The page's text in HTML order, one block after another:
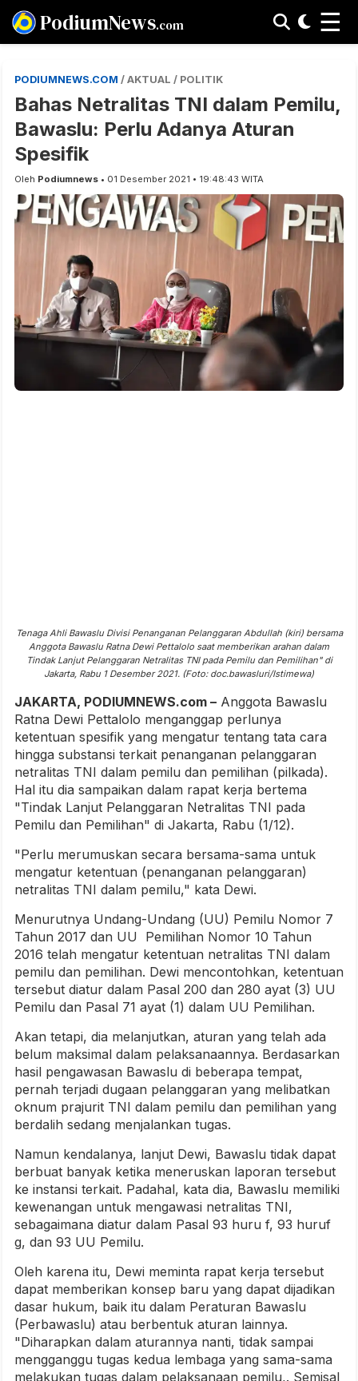
PodiumNews.com ☰
PODIUMNEWS.COM / AKTUAL / POLITIK
Bahas Netralitas TNI dalam Pemilu,
Bawaslu: Perlu Adanya Aturan
Spesifik
Oleh Podiumnews • 01 Desember 2021 • 19:48:43 WITA
Tenaga Ahli Bawaslu Divisi Penanganan Pelanggaran Abdullah (kiri) bersama
Anggota Bawaslu Ratna Dewi Pettalolo saat memberikan arahan dalam
Tindak Lanjut Pelanggaran Netralitas TNI pada Pemilu dan Pemilihan" di
Jakarta, Rabu 1 Desember 2021. (Foto: doc.bawasluri/Istimewa)
JAKARTA, PODIUMNEWS.com – Anggota Bawaslu
Ratna Dewi Pettalolo menganggap perlunya
ketentuan spesifik yang mengatur tentang tata cara
hingga substansi terkait penanganan pelanggaran
netralitas TNI dalam pemilu dan pemilihan (pilkada).
Hal itu dia sampaikan dalam rapat kerja bertema
"Tindak Lanjut Pelanggaran Netralitas TNI pada
Pemilu dan Pemilihan" di Jakarta, Rabu (1/12).
"Perlu merumuskan secara bersama-sama untuk
mengatur ketentuan (penanganan pelanggaran)
netralitas TNI dalam pemilu," kata Dewi.
Menurutnya Undang-Undang (UU) Pemilu Nomor 7
Tahun 2017 dan UU Pemilihan Nomor 10 Tahun
2016 telah mengatur ketentuan netralitas TNI dalam
pemilu dan pemilihan. Dewi mencontohkan, ketentuan
tersebut diatur dalam Pasal 200 dan 280 ayat (3) UU
Pemilu dan Pasal 71 ayat (1) dalam UU Pemilihan.
Akan tetapi, dia melanjutkan, aturan yang telah ada
belum maksimal dalam pelaksanaannya. Berdasarkan
hasil pengawasan Bawaslu di beberapa tempat,
pernah terjadi dugaan pelanggaran yang melibatkan
oknum prajurit TNI dalam pemilu dan pemilihan yang
berdalih sedang menjalankan tugas.
Namun kendalanya, lanjut Dewi, Bawaslu tidak dapat
berbuat banyak ketika meneruskan laporan tersebut
ke instansi terkait. Padahal, kata dia, Bawaslu memiliki
kewenangan untuk mengawasi netralitas TNI,
sebagaimana diatur dalam Pasal 93 huru f, 93 huruf
g, dan 93 UU Pemilu.
Oleh karena itu, Dewi meminta rapat kerja tersebut
dapat memberikan konsep baru yang dapat dijadikan
dasar hukum, baik itu dalam Peraturan Bawaslu
(Perbawaslu) atau berbentuk aturan lainnya.
"Diharapkan dalam aturannya nanti, tidak sampai
mengganggu tugas kedua lembaga yang sama-sama
melakukan tugas dalam pelaksanaan pemilu,. Semisal